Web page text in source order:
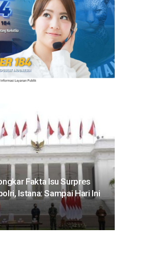
Fakta Isu Surpres
Istana: Sampai Hari Ini